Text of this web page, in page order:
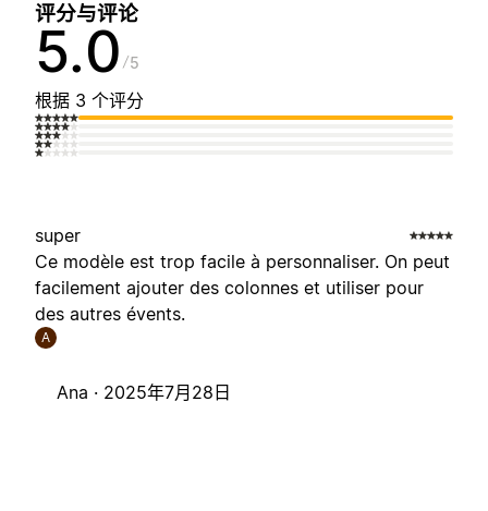
评分与评论
5.0 5
根据 3 个评分
super
Ce modèle est trop facile à personnaliser. On peut
facilement ajouter des colonnes et utiliser pour
des autres évents.
A
Ana · 2025年7月28日